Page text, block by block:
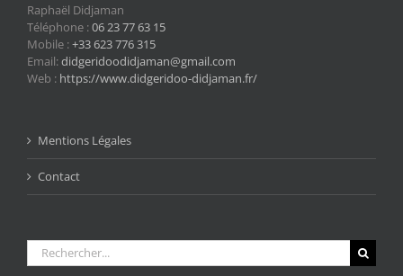
Raphaël Didjaman
Téléphone :06 23 77 63 15
Mobile :+33 623 776 315
Email:didgeridoodidjaman@gmail.com
Web : https://www.didgeridoo-didjaman.fr/
Mentions Légales
Contact
Rechercher: